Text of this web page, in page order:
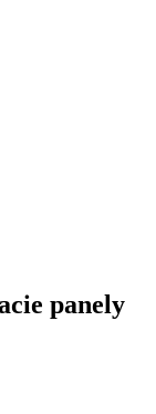
panely